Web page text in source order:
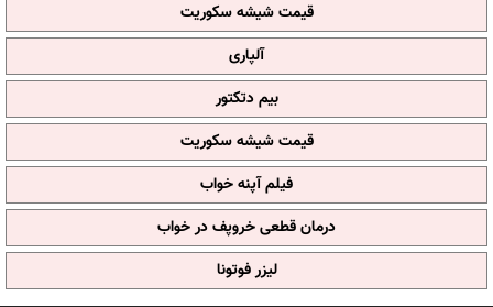
قیمت شیشه سکوریت
آلپاری
بیم دتکتور
قیمت شیشه سکوریت
فیلم آپنه خواب
درمان قطعی خروپف در خواب
لیزر فوتونا